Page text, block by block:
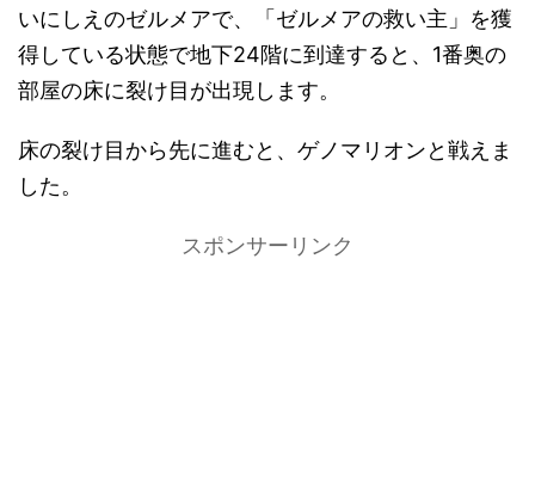
いにしえのゼルメアで、「ゼルメアの救い主」を獲
得している状態で地下24階に到達すると、1番奥の
部屋の床に裂け目が出現します。
床の裂け目から先に進むと、ゲノマリオンと戦えま
した。
スポンサーリンク